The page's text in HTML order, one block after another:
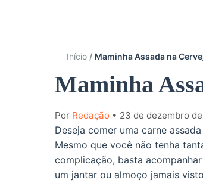
Início Maminha Assada na
Maminha
Por Redação • 23 de dezembro
Deseja comer uma carne
Mesmo que você não tenha
complicação, basta
um jantar ou almoço jamais